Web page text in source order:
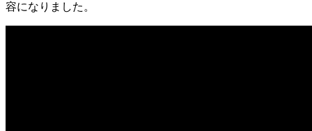
容になりました。